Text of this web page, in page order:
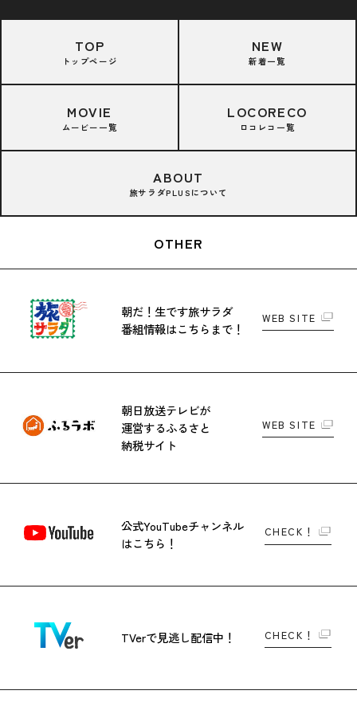
TOP
トップページ
NEW
新着一覧
MOVIE
ムービー一覧
LOCORECO
ロコレコ一覧
ABOUT
旅サラダPLUSについて
OTHER
朝だ！生です旅サラダ
番組情報はこちらまで！
WEB SITE
朝日放送テレビが
運営するふるさと
納税サイト
WEB SITE
公式YouTubeチャンネル
はこちら！
CHECK！
TVerで見逃し配信中！ CHECK！